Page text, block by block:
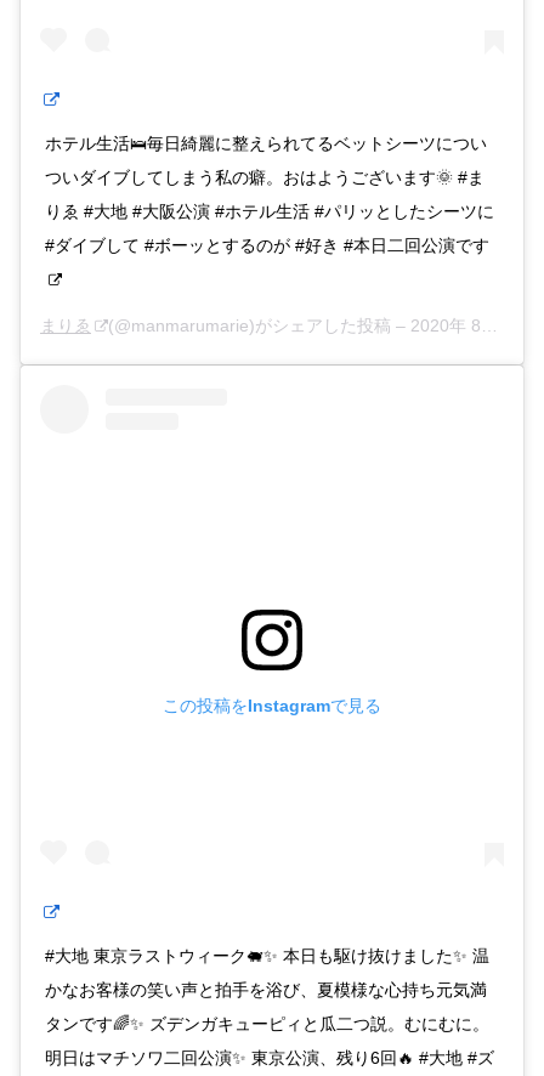
ホテル生活🛌毎日綺麗に整えられてるベットシーツについ
ついダイブしてしまう私の癖。おはようございます🌞 #ま
りゑ #大地 #大阪公演 #ホテル生活 #パリッとしたシーツに
#ダイブして #ボーッとするのが #好き #本日二回公演です
まりゑ (@manmarumarie)がシェアした投稿 – 2020年 8月月18日午後4時23分PDT
この投稿をInstagramで見る
#大地 東京ラストウィーク🐖✨ 本日も駆け抜けました✨ 温
かなお客様の笑い声と拍手を浴び、夏模様な心持ち元気満
タンです🌈✨ ズデンガキューピィと瓜二つ説。むにむに。
明日はマチソワ二回公演✨ 東京公演、残り6回🔥 #大地 #ズ